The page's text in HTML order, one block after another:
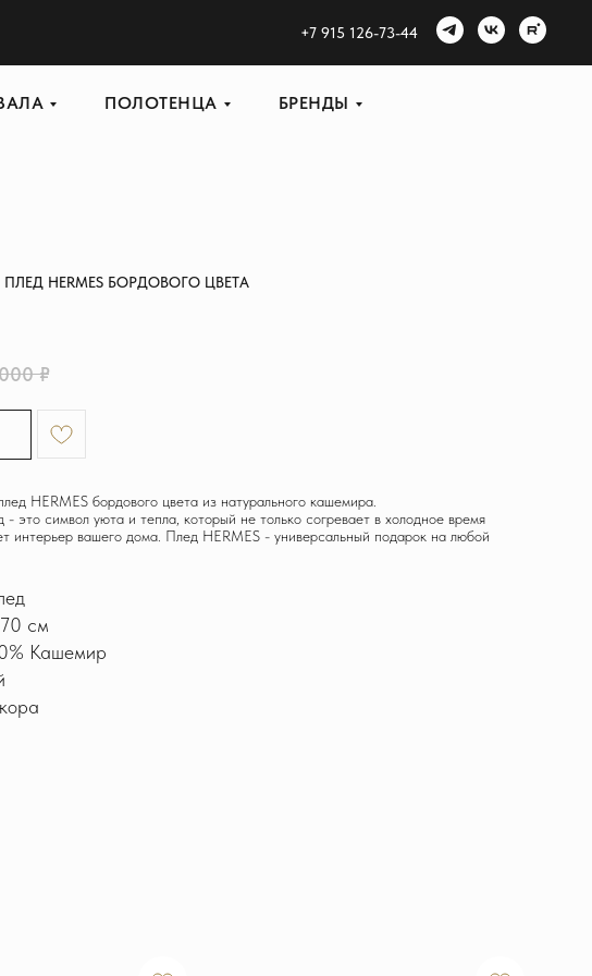
+7 915 126-73-44
ПОЛОТЕНЦА БРЕНДЫ
HERMES БОРДОВОГО ЦВЕТА
₽
HERMES бордового цвета из натурального кашемира.
это символ уюта и тепла, который не только согревает в холодное время
интерьер вашего дома. Плед HERMES - универсальный подарок на любой
см
Кашемир